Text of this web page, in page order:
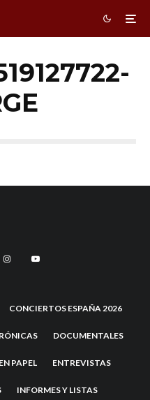
CONCIERTOS ESPAÑA 2026
DOCUMENTALES
EN PAPEL ENTREVISTAS
INFORMES Y LISTAS